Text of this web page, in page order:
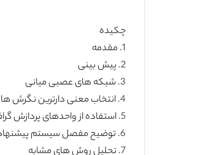
چکیده
1. مقدمه
2. پیش بینی
3. شبکه های عصبی میانی
4. انتخاب معنی دارترین نگرش ها
5. استفاده از واحدهای پردازش گرافیکی (GPU) برای محاسبات موازی
6. توضیح مفصل سیستم پیشنهادی
7. تحلیل روش های مشابه